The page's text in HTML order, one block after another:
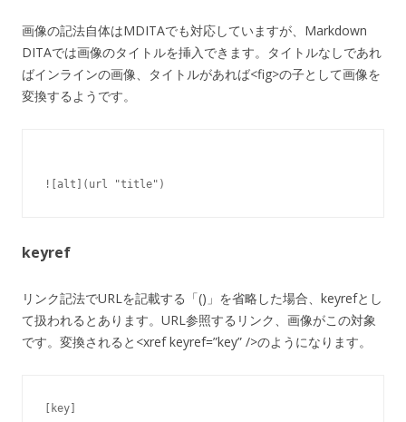
画像の記法自体はMDITAでも対応していますが、Markdown
DITAでは画像のタイトルを挿入できます。タイトルなしであれ
ばインラインの画像、タイトルがあれば<fig>の子として画像を
変換するようです。
keyref
リンク記法でURLを記載する「()」を省略した場合、keyrefとし
て扱われるとあります。URL参照するリンク、画像がこの対象
です。変換されると<xref keyref=”key” />のようになります。
[key]